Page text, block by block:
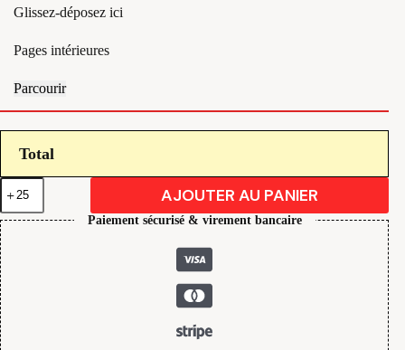
Total
Glissez-déposez ici
Pages intérieures
Parcourir
quantité
de
Imprimez
votre
Zine
AJOUTER AU PANIER
Paiement sécurisé & virement bancaire